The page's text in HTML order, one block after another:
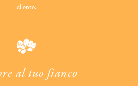
cliente.
al tuo fianco